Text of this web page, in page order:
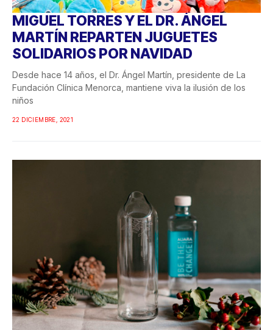
MIGUEL TORRES Y EL DR. ÁNGEL
MARTÍN REPARTEN JUGUETES
SOLIDARIOS POR NAVIDAD
Desde hace 14 años, el Dr. Ángel Martín, presidente de La
Fundación Clínica Menorca, mantiene viva la ilusión de los
niños
22 DICIEMBRE, 2021